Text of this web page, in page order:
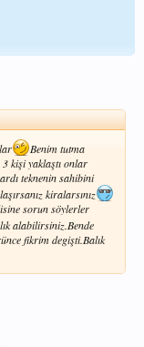
Benim tutma
kişi yaklaştı onlar
teknenin sahibini
kiralarsınız
sorun söylerler
alabilirsiniz.Bende
fikrim degişti.Balık